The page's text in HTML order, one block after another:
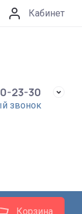
Кабинет
23-30
звонок
Корзина